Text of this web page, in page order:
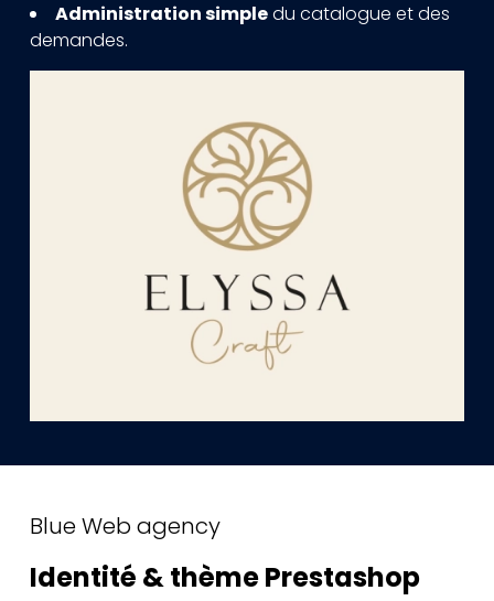
Administration simpledu catalogue et des
demandes.
Blue Web agency
Identité & thème Prestashop